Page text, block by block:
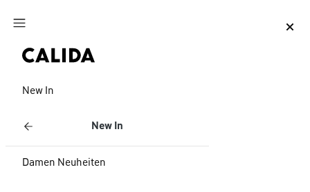
Zum Hauptinhalt springen
New In
New In
Damen Neuheiten